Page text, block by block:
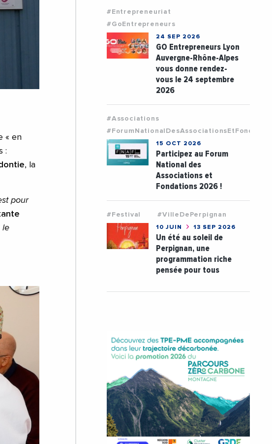
« en
:
, la
pour
le
#Entrepreneuriat
#GoEntrepreneurs
24 SEP 2026
GO Entrepreneurs Lyon
Auvergne-Rhône-Alpes
vous donne rendez-
vous le 24 septembre
2026
#Associations
15 OCT 2026
Participez au Forum
National des
Associations et
Fondations 2026 !
#Festival #VilleDePerpignan
10 JUIN 13 SEP 2026
Un été au soleil de
Perpignan, une
programmation riche
pensée pour tous